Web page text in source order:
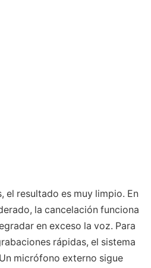
el resultado es muy limpio. En
la cancelación funciona
en exceso la voz. Para
rápidas, el sistema
micrófono externo sigue